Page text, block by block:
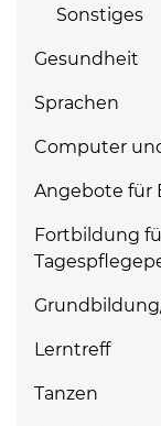
Sonstiges
Gesundheit
Sprachen
Computer
Angebote für
Fortbildung
Lerntreff
Tanzen